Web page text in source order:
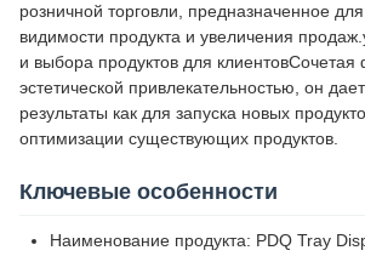
розничной торговли, предназначенное
видимости продукта и увеличения
и выбора продуктов для клиентовСочетая
эстетической привлекательностью, он
результаты как для запуска новых
оптимизации существующих продуктов.
Ключевые особенности
Наименование продукта: PDQ Tray